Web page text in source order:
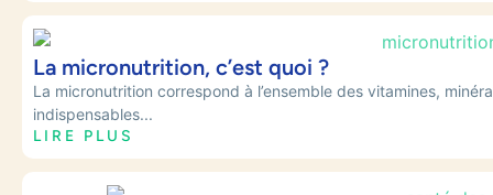
La micronutrition, c’est quoi ?
La micronutrition correspond à l’ensemble des vitamines,
indispensables...
LIRE PLUS